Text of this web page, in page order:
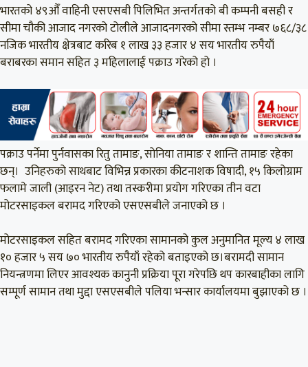
भारतको ४९औँ वाहिनी एसएसबी पिलिभित अन्तर्गतको बी कम्पनी बसही र
सीमा चौकी आजाद नगरको टोलीले आजादनगरको सीमा स्तम्भ नम्बर ७६८/३८
नजिक भारतीय क्षेत्रबाट करिब १ लाख ३३ हजार ४ सय भारतीय रुपैयाँ
बराबरका समान सहित ३ महिलालाई पक्राउ गरेको हो ।
पक्राउ पर्नेमा पुर्नवासका रितु तामाङ, सोनिया तामाङ र शान्ति तामाङ रहेका
छन्। उनिहरुको साथबाट विभिन्न प्रकारका कीटनाशक विषादी, १५ किलोग्राम
फलामे जाली (आइरन नेट) तथा तस्करीमा प्रयोग गरिएका तीन वटा
मोटरसाइकल बरामद गरिएको एसएसबीले जनाएको छ ।
मोटरसाइकल सहित बरामद गरिएका सामानको कुल अनुमानित मूल्य ४ लाख
१० हजार ५ सय ७० भारतीय रुपैयाँ रहेको बताइएको छ।बरामदी सामान
नियन्त्रणमा लिएर आवश्यक कानुनी प्रक्रिया पूरा गरेपछि थप कारबाहीका लागि
सम्पूर्ण सामान तथा मुद्दा एसएसबीले पलिया भन्सार कार्यालयमा बुझाएको छ ।